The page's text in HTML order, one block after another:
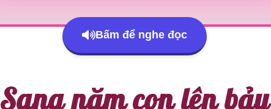
Bấm để nghe đọc
Sang năm con lên bảy